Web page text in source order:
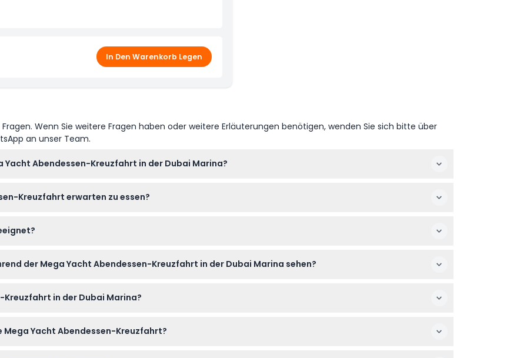
In Den Warenkorb Legen
Wenn Sie weitere Fragen haben oder weitere Erläuterungen benötigen, wenden Sie sich bitte über
an unser Team.
Yacht Abendessen-Kreuzfahrt in der Dubai Marina?
Kreuzfahrt erwarten zu essen?
der Mega Yacht Abendessen-Kreuzfahrt in der Dubai Marina sehen?
Kreuzfahrt in der Dubai Marina?
Yacht Abendessen-Kreuzfahrt?